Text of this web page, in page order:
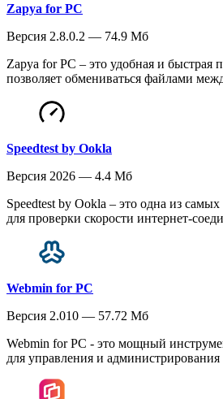
Zapya for PC
Версия 2.8.0.2 — 74.9 Мб
Zapya for PC – это удобная и быстрая
позволяет обмениваться файлами
Speedtest by Ookla
Версия 2026 — 4.4 Мб
Speedtest by Ookla – это одна из
для проверки скорости интернет-
Webmin for PC
Версия 2.010 — 57.72 Мб
Webmin for PC - это мощный
для управления и